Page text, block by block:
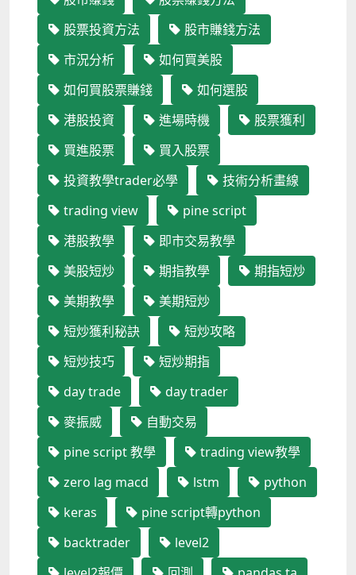
股票投資方法
股市賺錢方法
市況分析
如何買美股
如何買股票賺錢
如何選股
港股投資
進場時機
股票獲利
買進股票
買入股票
投資教學trader必學
技術分析畫線
trading view
pine script
港股教學
即市交易教學
美股短炒
期指教學
期指短炒
美期教學
美期短炒
短炒獲利秘訣
短炒攻略
短炒技巧
短炒期指
day trade
day trader
麥振威
自動交易
pine script 教學
trading view教學
zero lag macd
lstm
python
keras
pine script轉python
backtrader
level2